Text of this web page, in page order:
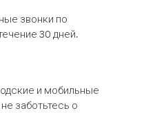
звонки по
30 дней.
и мобильные
заботьтесь о